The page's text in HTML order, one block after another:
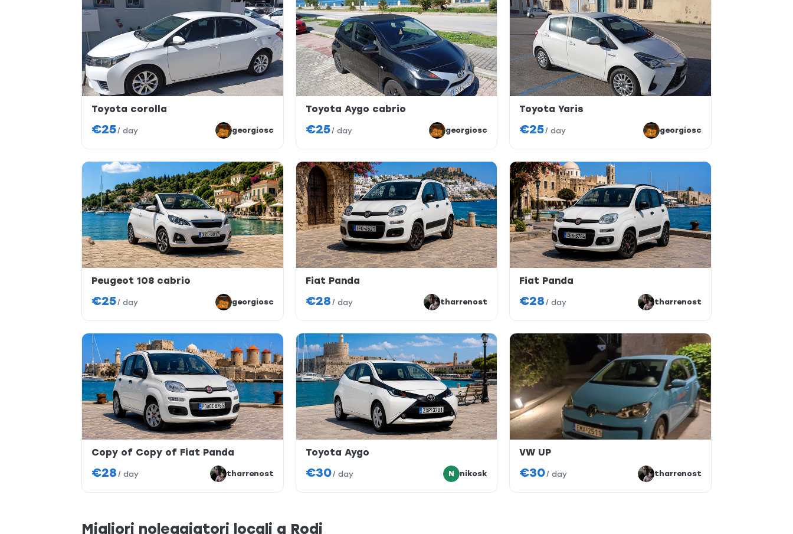
Toyota corolla
€25/ day georgiosc
Toyota Aygo cabrio
€25/ day georgiosc
Toyota Yaris
€25/day georgiosc
Peugeot 108 cabrio
€25/ day georgiosc
Fiat Panda
€28 / day tharrenost
Fiat Panda
€28 /day tharrenost
Copy of Copy of Fiat Panda
€28 / day tharrenost
Toyota Aygo
€30/ day N nikosk
VW UP
€30/day tharrenost
Migliori noleggiatori locali a Rodi